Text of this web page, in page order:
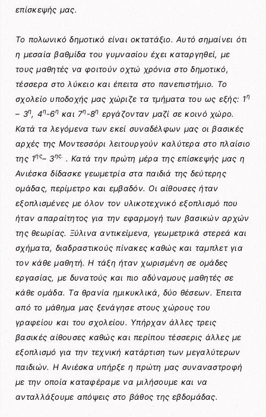
επίσκεψής μας.
Το πολωνικό δημοτικό είναι οκτατάξιο. Αυτό σημαίνει ότι
η μεσαία βαθμίδα του γυμνασίου έχει καταργηθεί, με
τους μαθητές να φοιτούν οχτώ χρόνια στο δημοτικό,
τέσσερα στο λύκειο και έπειτα στο πανεπιστήμιο. Το
σχολείο υποδοχής μας χώριζε τα τμήματα του ως εξής: 1η
– 3η, 4η-6ηκαι 7η-8η εργάζονταν μαζί σε κοινό χώρο.
Κατά τα λεγόμενα των εκεί συναδέλφων μας οι βασικές
αρχές της Μοντεσσόρι λειτουργούν καλύτερα στο πλαίσιο
της 1ης– 3ης. . Κατά την πρώτη μέρα της επίσκεψής μας η
Ανιέσκα δίδασκε γεωμετρία στα παιδιά της δεύτερης
ομάδας, περίμετρο και εμβαδόν. Οι αίθουσες ήταν
εξοπλισμένες με όλον τον υλικοτεχνικό εξοπλισμό που
ήταν απαραίτητος για την εφαρμογή των βασικών αρχών
της θεωρίας. Ξύλινα αντικείμενα, γεωμετρικά στερεά και
σχήματα, διαδραστικούς πίνακες καθώς και ταμπλετ για
τον κάθε μαθητή. Η τάξη ήταν χωρισμένη σε ομάδες
εργασίας, με δυνατούς και πιο αδύναμους μαθητές σε
κάθε ομάδα. Τα θρανία ημικυκλικά, δύο θέσεων. Έπειτα
από το μάθημα μας ξενάγησε στους χώρους του
γραφείου και του σχολείου. Υπήρχαν άλλες τρεις
βασικές αίθουσες καθώς και περίπου τέσσερις άλλες με
εξοπλισμό για την τεχνική κατάρτιση των μεγαλύτερων
παιδιών. Η Ανιέσκα υπήρξε η πρώτη μας συναναστροφή
με την οποία καταφέραμε να μιλήσουμε και να
ανταλλάξουμε απόψεις στο βάθος της εβδομάδας.